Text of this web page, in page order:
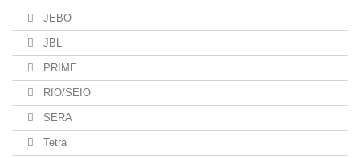
JEBO
JBL
PRIME
RIO/SEIO
SERA
Tetra